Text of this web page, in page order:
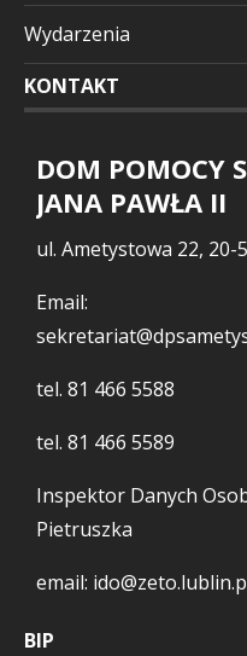
Wydarzenia
KONTAKT
DOM POMOCY
JANA PAWŁA II
ul. Ametystowa 22, 20-
Email:
tel. 81 466 5588
tel. 81 466 5589
Inspektor Danych
Pietruszka
email:
BIP